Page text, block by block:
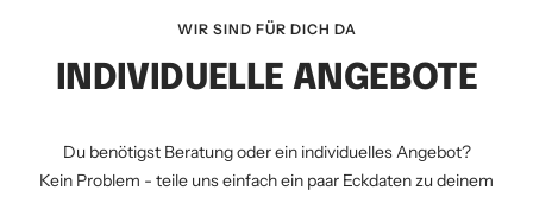
WIR SIND FÜR DICH DA
INDIVIDUELLE ANGEBOTE
Du benötigst Beratung oder ein individuelles Angebot?
Kein Problem - teile uns einfach ein paar Eckdaten zu deinem